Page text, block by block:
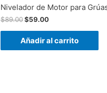
Nivelador de Motor para
$89.00$59.00
Añadir al carrito